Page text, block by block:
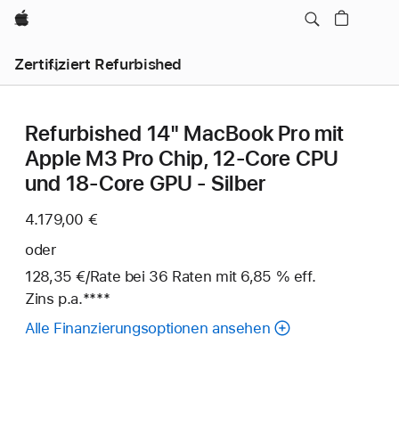
Apple
Zertifiziert Refurbished
Refurbished 14" MacBook Pro mit
Apple M3 Pro Chip, 12‑Core CPU
und 18‑Core GPU - Silber
4.179,00 €
oder
128,35 €/Rate pro
bei 36 Raten Raten
mit 6,85 % eff.
Zins p.a.Fußnote
****
Alle Finanzierungsoptionen ansehen